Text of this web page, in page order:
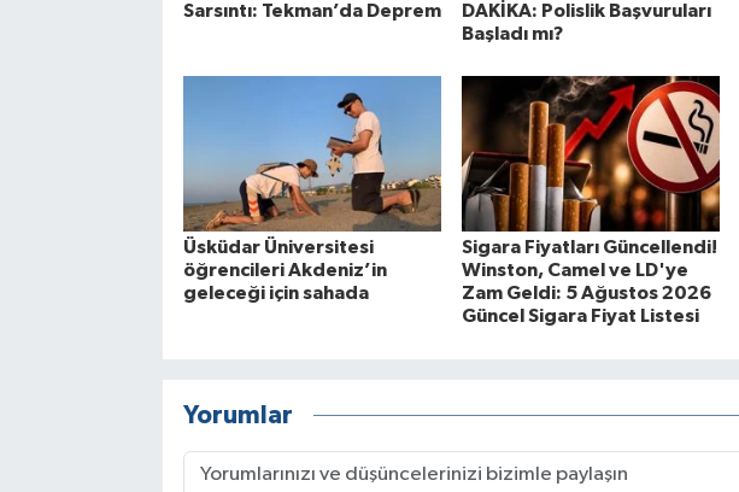
Sarsıntı: Tekman’da Deprem
DAKİKA: Polislik Başvuruları
Başladı mı?
Üsküdar Üniversitesi
öğrencileri Akdeniz’in
geleceği için sahada
Sigara Fiyatları Güncellendi!
Winston, Camel ve LD'ye
Zam Geldi: 5 Ağustos 2026
Güncel Sigara Fiyat Listesi
Yorumlar